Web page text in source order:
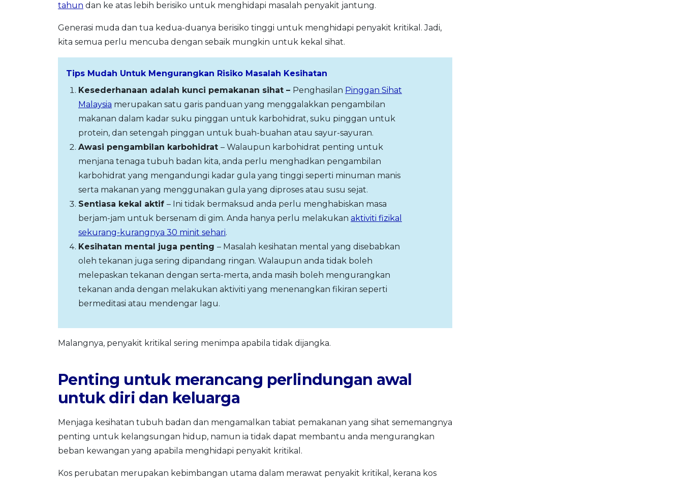
tahun dan ke atas lebih berisiko untuk menghidapi masalah penyakit jantung.
Generasi muda dan tua kedua-duanya berisiko tinggi untuk menghidapi penyakit kritikal. Jadi,
kita semua perlu mencuba dengan sebaik mungkin untuk kekal sihat.
Tips Mudah Untuk Mengurangkan Risiko Masalah Kesihatan
Kesederhanaan adalah kunci pemakanan sihat – Penghasilan Pinggan Sihat
Malaysia merupakan satu garis panduan yang menggalakkan pengambilan
makanan dalam kadar suku pinggan untuk karbohidrat, suku pinggan untuk
protein, dan setengah pinggan untuk buah-buahan atau sayur-sayuran.
Awasi pengambilan karbohidrat – Walaupun karbohidrat penting untuk
menjana tenaga tubuh badan kita, anda perlu menghadkan pengambilan
karbohidrat yang mengandungi kadar gula yang tinggi seperti minuman manis
serta makanan yang menggunakan gula yang diproses atau susu sejat.
Sentiasa kekal aktif – Ini tidak bermaksud anda perlu menghabiskan masa
berjam-jam untuk bersenam di gim. Anda hanya perlu melakukan aktiviti fizikal
sekurang-kurangnya 30 minit sehari.
Kesihatan mental juga penting – Masalah kesihatan mental yang disebabkan
oleh tekanan juga sering dipandang ringan. Walaupun anda tidak boleh
melepaskan tekanan dengan serta-merta, anda masih boleh mengurangkan
tekanan anda dengan melakukan aktiviti yang menenangkan fikiran seperti
bermeditasi atau mendengar lagu.
Malangnya, penyakit kritikal sering menimpa apabila tidak dijangka.
Penting untuk merancang perlindungan awal
untuk diri dan keluarga
Menjaga kesihatan tubuh badan dan mengamalkan tabiat pemakanan yang sihat sememangnya
penting untuk kelangsungan hidup, namun ia tidak dapat membantu anda mengurangkan
beban kewangan yang apabila menghidapi penyakit kritikal.
Kos perubatan merupakan kebimbangan utama dalam merawat penyakit kritikal, kerana kos